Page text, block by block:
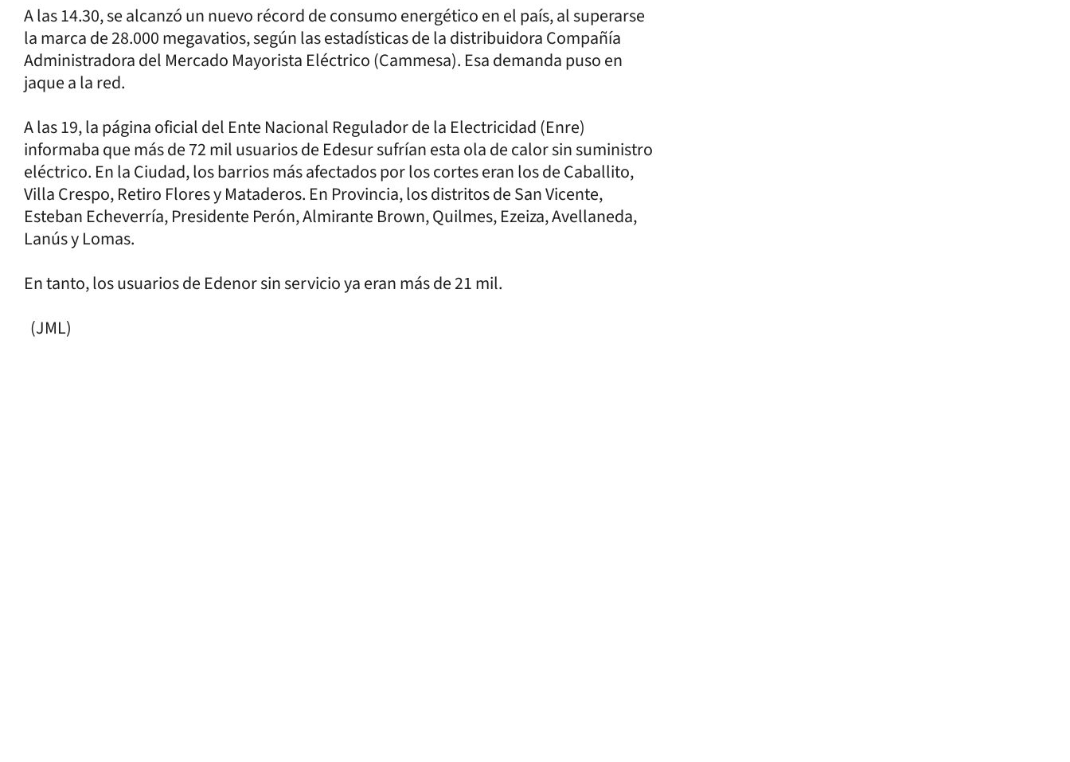
A las 14.30, se alcanzó un nuevo récord de consumo energético en el país, al superarse
la marca de 28.000 megavatios, según las estadísticas de la distribuidora Compañía
Administradora del Mercado Mayorista Eléctrico (Cammesa). Esa demanda puso en
jaque a la red.
A las 19, la página oficial del Ente Nacional Regulador de la Electricidad (Enre)
informaba que más de 72 mil usuarios de Edesur sufrían esta ola de calor sin suministro
eléctrico. En la Ciudad, los barrios más afectados por los cortes eran los de Caballito,
Villa Crespo, Retiro Flores y Mataderos. En Provincia, los distritos de San Vicente,
Esteban Echeverría, Presidente Perón, Almirante Brown, Quilmes, Ezeiza, Avellaneda,
Lanús y Lomas.
En tanto, los usuarios de Edenor sin servicio ya eran más de 21 mil.
(JML)